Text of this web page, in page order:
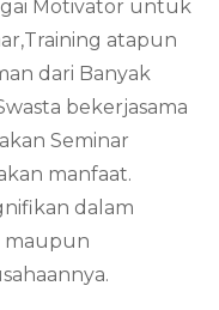
Motivator untuk
atapun
dari Banyak
bekerjasama
Seminar
manfaat.
dalam
maupun